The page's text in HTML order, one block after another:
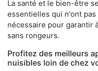
La santé et le bien-être
essentielles qui n'ont
nécessaire pour garantir
sans rongeurs.
Profitez des meilleurs
nuisibles loin de chez